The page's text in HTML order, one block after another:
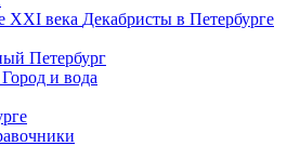
XXI века Декабристы в Петербурге
Петербург
Город и вода